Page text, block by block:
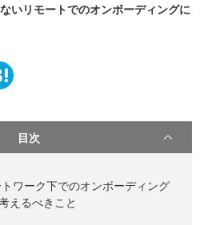
いリモートでのオンボーディングに
目次
トワーク下でのオンボーディング
えるべきこと